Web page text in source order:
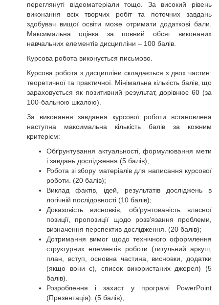
переглянуті відеоматеріали тощо. За високий рівень
виконання всіх творчих робіт та поточних завдань
здобувач вищої освіти може отримати додаткові бали.
Максимальна оцінка за повний обсяг виконаних
навчальних елементів дисципліни – 100 балів.
Курсова робота виконується письмово.
Курсова робота з дисципліни складається з двох частин:
теоретичної та практичної. Мінімальна кількість балів, що
зараховується як позитивний результат, дорівнює 60 (за
100-бальною шкалою).
За виконання завдання курсової роботи встановлена
наступна максимальна кількість балів за кожним
критерієм:
Обґрунтування актуальності, формулювання мети
і завдань дослідження (5 балів);
Робота зі збору матеріалів для написання курсової
роботи. (20 балів);
Виклад фактів, ідей, результатів досліджень в
логічній послідовності (10 балів);
Доказовість висновків, обґрунтованість власної
позиції, пропозиції щодо розв’язання проблеми,
визначення перспектив дослідження. (20 балів);
Дотримання вимог щодо технічного оформлення
структурних елементів роботи (титульний аркуш,
план, вступ, основна частина, висновки, додатки
(якщо вони є), список використаних джерел) (5
балів).
Розроблення і захист у програмі PowerPoint
(Презентація). (5 балів);